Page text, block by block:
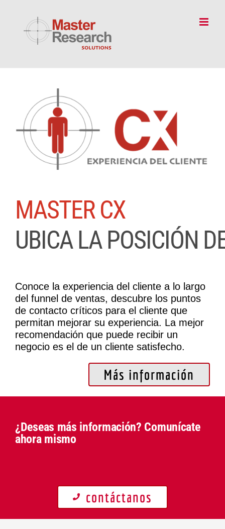
content
MASTER CX
Conoce la experiencia del cliente a lo largo
del funnel de ventas, descubre los puntos
de contacto críticos para el cliente que
permitan mejorar su experiencia. La mejor
recomendación que puede recibir un
negocio es el de un cliente satisfecho.
Más información
¿Deseas más información? Comunícate
ahora mismo
contáctanos